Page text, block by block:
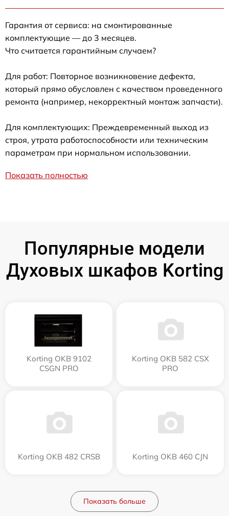
Гарантия от сервиса: на смонтированные
комплектующие — до 3 месяцев.
Что считается гарантийным случаем?
Для работ: Повторное возникновение дефекта,
который прямо обусловлен с качеством проведенного
ремонта (например, некорректный монтаж запчасти).
Для комплектующих: Преждевременный выход из
строя, утрата работоспособности или техническим
параметрам при нормальном использовании.
Показать полностью
Популярные модели
Духовых шкафов Korting
Korting OKB 9102
CSGN PRO
Korting OKB 582 CSX
PRO
Korting OKB 482 CRSB Korting OKB 460 CJN
Показать больше